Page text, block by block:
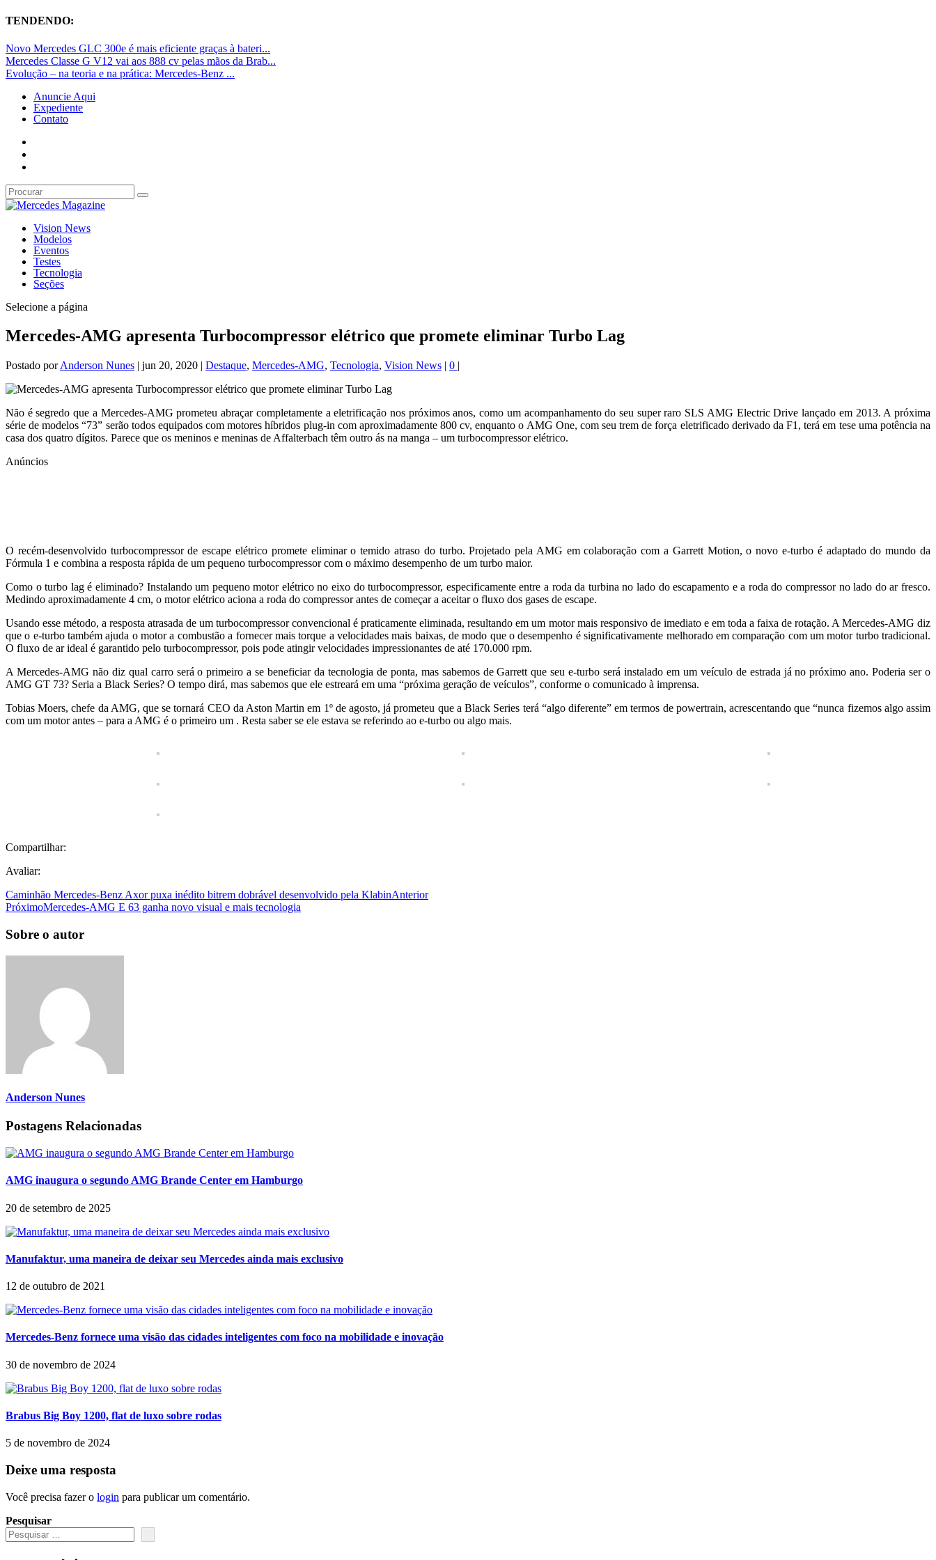
TENDENDO:
Novo Mercedes GLC 300e é mais eficiente graças à bateri...
Mercedes Classe G V12 vai aos 888 cv pelas mãos da Brab...
Evolução – na teoria e na prática: Mercedes-Benz ...
Anuncie Aqui
Expediente
Contato
Vision News
Modelos
Eventos
Testes
Tecnologia
Seções
Selecione a página
Mercedes-AMG apresenta Turbocompressor elétrico que promete eliminar Turbo Lag
Postado porAnderson Nunes | jun 20, 2020 | Destaque, Mercedes-AMG, Tecnologia, Vision News | 0 |
Não é segredo que a Mercedes-AMG prometeu abraçar completamente a eletrificação nos próximos anos, como um acompanhamento do seu super raro SLS AMG Electric Drive lançado em 2013. A próxima
série de modelos “73” serão todos equipados com motores híbridos plug-in com aproximadamente 800 cv, enquanto o AMG One, com seu trem de força eletrificado derivado da F1, terá em tese uma potência na
casa dos quatro dígitos. Parece que os meninos e meninas de Affalterbach têm outro ás na manga – um turbocompressor elétrico.
Anúncios
O recém-desenvolvido turbocompressor de escape elétrico promete eliminar o temido atraso do turbo. Projetado pela AMG em colaboração com a Garrett Motion, o novo e-turbo é adaptado do mundo da
Fórmula 1 e combina a resposta rápida de um pequeno turbocompressor com o máximo desempenho de um turbo maior.
Como o turbo lag é eliminado? Instalando um pequeno motor elétrico no eixo do turbocompressor, especificamente entre a roda da turbina no lado do escapamento e a roda do compressor no lado do ar fresco.
Medindo aproximadamente 4 cm, o motor elétrico aciona a roda do compressor antes de começar a aceitar o fluxo dos gases de escape.
Usando esse método, a resposta atrasada de um turbocompressor convencional é praticamente eliminada, resultando em um motor mais responsivo de imediato e em toda a faixa de rotação. A Mercedes-AMG diz
que o e-turbo também ajuda o motor a combustão a fornecer mais torque a velocidades mais baixas, de modo que o desempenho é significativamente melhorado em comparação com um motor turbo tradicional.
O fluxo de ar ideal é garantido pelo turbocompressor, pois pode atingir velocidades impressionantes de até 170.000 rpm.
A Mercedes-AMG não diz qual carro será o primeiro a se beneficiar da tecnologia de ponta, mas sabemos de Garrett que seu e-turbo será instalado em um veículo de estrada já no próximo ano. Poderia ser o
AMG GT 73? Seria a Black Series? O tempo dirá, mas sabemos que ele estreará em uma “próxima geração de veículos”, conforme o comunicado à imprensa.
Tobias Moers, chefe da AMG, que se tornará CEO da Aston Martin em 1º de agosto, já prometeu que a Black Series terá “algo diferente” em termos de powertrain, acrescentando que “nunca fizemos algo assim
com um motor antes – para a AMG é o primeiro um . Resta saber se ele estava se referindo ao e-turbo ou algo mais.
Compartilhar:
Avaliar:
Caminhão Mercedes-Benz Axor puxa inédito bitrem dobrável desenvolvido pela KlabinAnterior
PróximoMercedes-AMG E 63 ganha novo visual e mais tecnologia
Sobre o autor
Anderson Nunes
Postagens Relacionadas
AMG inaugura o segundo AMG Brande Center em Hamburgo
20 de setembro de 2025
Manufaktur, uma maneira de deixar seu Mercedes ainda mais exclusivo
12 de outubro de 2021
Mercedes-Benz fornece uma visão das cidades inteligentes com foco na mobilidade e inovação
30 de novembro de 2024
Brabus Big Boy 1200, flat de luxo sobre rodas
5 de novembro de 2024
Deixe uma resposta
Você precisa fazer o login para publicar um comentário.
Pesquisar